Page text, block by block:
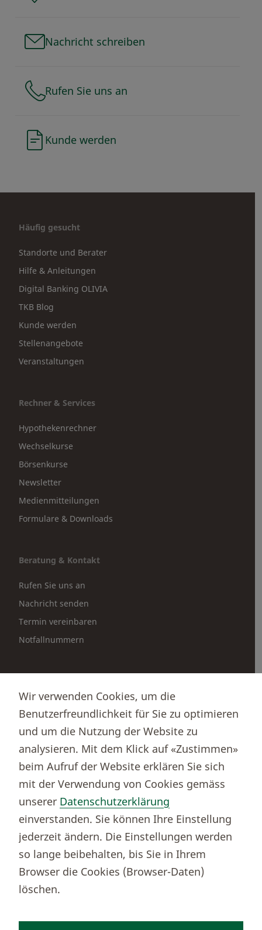
Nachricht schreiben
Rufen Sie uns an
Kunde werden
Häufig gesucht
Standorte und Berater
Hilfe & Anleitungen
Digital Banking OLIVIA
TKB Blog
Kunde werden
Stellenangebote
Veranstaltungen
Rechner & Services
Hypothekenrechner
Wechselkurse
Börsenkurse
Newsletter
Medienmitteilungen
Formulare & Downloads
Beratung & Kontakt
Rufen Sie uns an
Nachricht senden
Termin vereinbaren
Notfallnummern
Thurgauer Kantonalbank
Bankenclearingnr.
784
BIC (SWIFT)
KBTGCH22
Weitere TKB Nummern
Rechtliche Hinweise
Barrierefreiheit
Cookie-Einstellungen
Wir verwenden Cookies, um die
Benutzerfreundlichkeit für Sie zu optimieren
und um die Nutzung der Website zu
analysieren. Mit dem Klick auf «Zustimmen»
beim Aufruf der Website erklären Sie sich
mit der Verwendung von Cookies gemäss
unserer Datenschutzerklärung
einverstanden. Sie können Ihre Einstellung
jederzeit ändern. Die Einstellungen werden
so lange beibehalten, bis Sie in Ihrem
Browser die Cookies (Browser-Daten)
löschen.